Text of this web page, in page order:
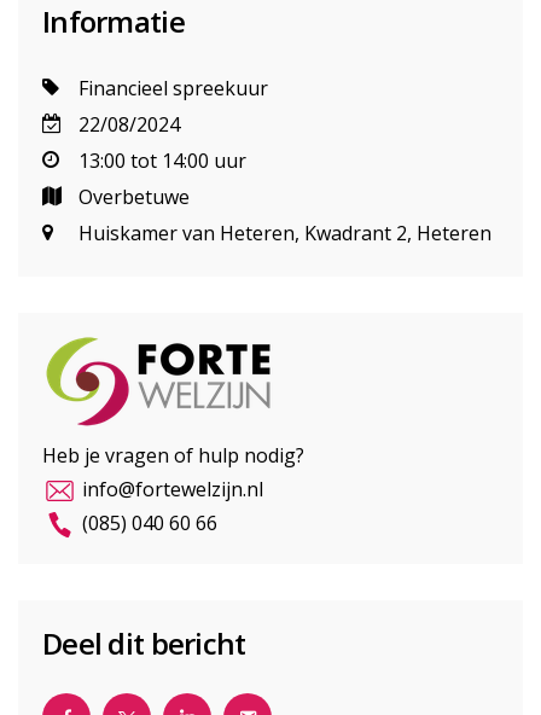
Informatie
Financieel spreekuur
22/08/2024
13:00 tot 14:00 uur
Overbetuwe
Huiskamer van Heteren, Kwadrant 2, Heteren
Heb je vragen of hulp nodig?
info@fortewelzijn.nl
(085) 040 60 66
Deel dit bericht